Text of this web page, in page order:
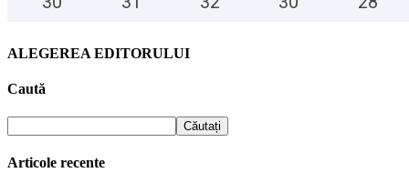
ALEGEREA EDITORULUI
Caută
Articole recente